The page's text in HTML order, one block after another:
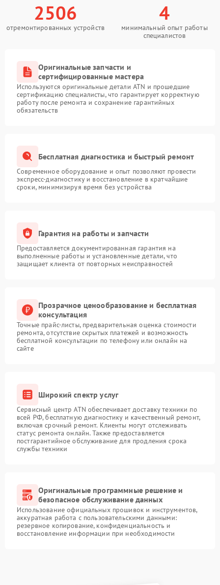
2506
отремонтированных устройств
4
минимальный опыт работы
специалистов
Оригинальные запчасти и
сертифицированные мастера
Используются оригинальные детали ATN и прошедшие
сертификацию специалисты, что гарантирует корректную
работу после ремонта и сохранение гарантийных
обязательств
Бесплатная диагностика и быстрый ремонт
Современное оборудование и опыт позволяют провести
экспресс-диагностику и восстановление в кратчайшие
сроки, минимизируя время без устройства
Гарантия на работы и запчасти
Предоставляется документированная гарантия на
выполненные работы и установленные детали, что
защищает клиента от повторных неисправностей
Прозрачное ценообразование и бесплатная
консультация
Точные прайс-листы, предварительная оценка стоимости
ремонта, отсутствие скрытых платежей и возможность
бесплатной консультации по телефону или онлайн на
сайте
Широкий спектр услуг
Сервисный центр ATN обеспечивает доставку техники по
всей РФ, бесплатную диагностику и качественный ремонт,
включая срочный ремонт. Клиенты могут отслеживать
статус ремонта онлайн. Также предоставляется
постгарантийное обслуживание для продления срока
службы техники
Оригинальные программные решение и
безопасное обслуживание данных
Использование официальных прошивок и инструментов,
аккуратная работа с пользовательскими данными:
резервное копирование, конфиденциальность и
восстановление информации при необходимости